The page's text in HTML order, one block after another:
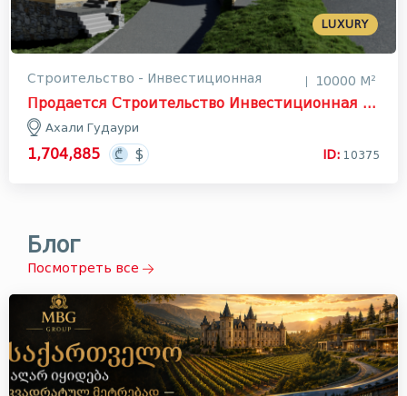
LUXURY
Строительство - Инвестиционная 10000 М²
Продается Строительство Инвестиционная Земля В Ахали Гудаури, Казбеги
Ахали Гудаури
1,704,885 ID: 10375
Блог
Посмотреть все